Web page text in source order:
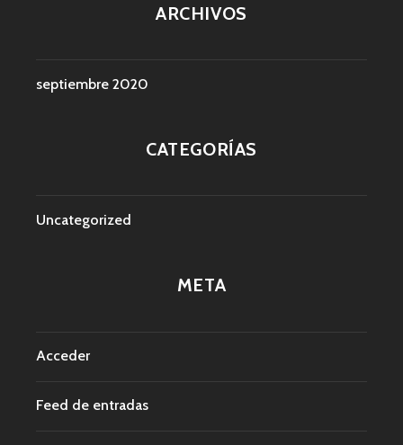
ARCHIVOS
septiembre 2020
CATEGORÍAS
Uncategorized
META
Acceder
Feed de entradas